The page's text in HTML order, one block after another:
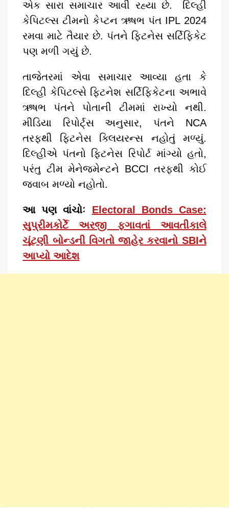
k
એક સારા સમાચાર આવી રહ્યા છે. દિલ્હી
કેપિટલ્સ ટીમનો કેપ્ટન ઋષભ પંત IPL 2024
રમવા માટે તૈયાર છે. પંતને ફિટનેસ સર્ટિફિકેટ
પણ મળી ગયું છે.
તાજેતરમાં એવા સમાચાર આવ્યા હતા કે
દિલ્હી કેપિટલ્સે ફિટનેશ સર્ટિફિકેટના અભાવે
ઋષભ પંતને પોતાની ટીમમાં રાખ્યો નથી.
મીડિયા રિપોર્ટ્સ અનુસાર, પંતને NCA
તરફથી ફિટનેસ ક્લિયરન્સ નહોતું મળ્યું.
દિલ્હીએ પંતનો ફિટનેસ રિપોર્ટ માંગ્યો હતો,
પરંતુ ટીમ મેનેજમેન્ટને BCCI તરફથી કોઈ
જવાબ મળ્યો નહોતો.
આ પણ વાંચોઃ Electoral Bonds Case:
સુપ્રીમકોર્ટે અરજી ફગાવતાં આવતીકાલે
ચૂંટણી બોન્ડની વિગતો જાહેર કરવાનો SBIને
આપ્યો આદેશ